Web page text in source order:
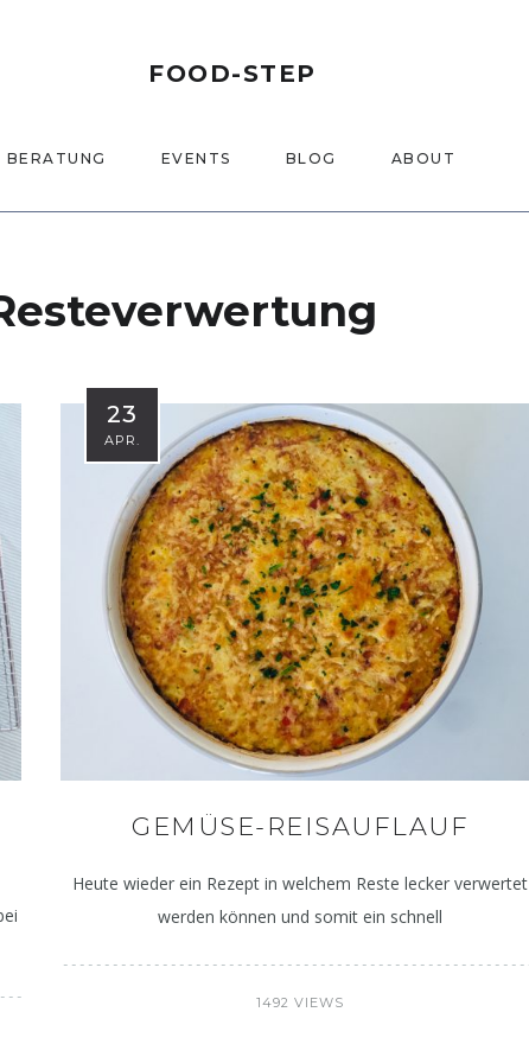
FOOD-STEP
BERATUNG EVENTS BLOG ABOUT
23
APR.
GEMÜSE-REISAUFLAUF
Heute wieder ein Rezept in welchem Reste lecker verwertet
werden können und somit ein schnell
1492 VIEWS
Kürbis-Käse-Spätzle
Entzündung?